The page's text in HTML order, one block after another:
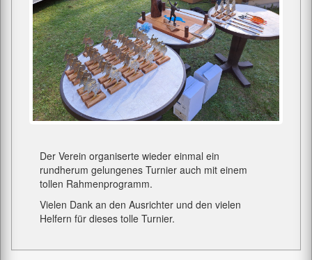
Der Verein organiserte wieder einmal ein
rundherum gelungenes Turnier auch mit einem
tollen Rahmenprogramm.
Vielen Dank an den Ausrichter und den vielen
Helfern für dieses tolle Turnier.